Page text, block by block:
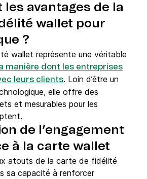
les avantages de la
wallet pour
?
wallet représente une véritable
manière dont les entreprises
leurs clients. Loin d’être un
elle offre des
et mesurables pour les
de l’engagement
à la carte wallet
atouts de la carte de fidélité
sa capacité à renforcer